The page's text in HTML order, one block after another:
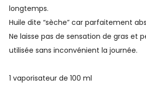
longtemps.
Huile dite “sèche” car parfaitement
Ne laisse pas de sensation de gras et
utilisée sans inconvénient la journée.
1 vaporisateur de 100 ml